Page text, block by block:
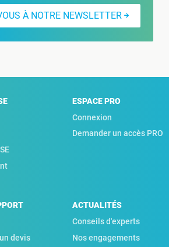
À NOTRE NEWSLETTER
ESPACE PRO
Connexion
Demander un accès PRO
devis
ACTUALITÉS
Conseils d'experts
Nos engagements